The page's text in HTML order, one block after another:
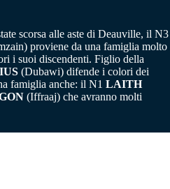
scorsa alle aste di Deauville, il N3
proviene da una famiglia molto
i suoi discendenti. Figlio della
(Dubawi) difende i colori dei
famiglia anche: il N1 LAITH
(Iffraaj) che avranno molti